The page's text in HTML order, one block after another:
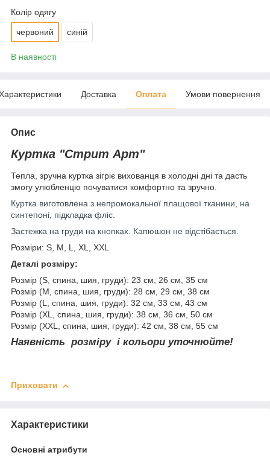
Колір одягу
червоний синій
В наявності
Доставка Оплата Умови повернення
Опис
Куртка "Стрит Арт"
Тепла, зручна куртка зігріє вихованця в холодні дні та дасть
змогу улюбленцю почуватися комфортно та зручно.
Куртка виготовлена з непромокальної плащової тканини, на
синтепоні, підкладка фліс.
Застежка на груди на кнопках. Капюшон не відстібається.
Розміри: S, M, L, XL, XXL
Деталі розміру:
Розмір (S, спина, шия, груди): 23 см, 26 см, 35 см
Розмір (M, спина, шия, груди): 28 см, 29 см, 38 см
Розмір (L, спина, шия, груди): 32 см, 33 см, 43 см
Розмір (XL, спина, шия, груди): 38 см, 36 см, 50 см
Розмір (XXL, спина, шия, груди): 42 см, 38 см, 55 см
Наявність розміру і кольори уточнюйте!
Приховати
Характеристики
Основні атрибути